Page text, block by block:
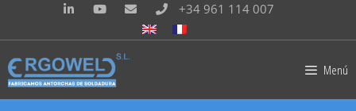
+34 961 114 007
Menú